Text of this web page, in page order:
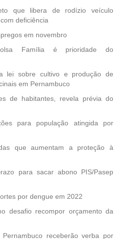
que libera de rodízio veículo
deficiência
em novembro
Família é prioridade do
lei sobre cultivo e produção de
em Pernambuco
de habitantes, revela prévia do
para população atingida por
que aumentam a proteção à
para sacar abono PIS/Pasep
por dengue em 2022
desafio recompor orçamento da
receberão verba por